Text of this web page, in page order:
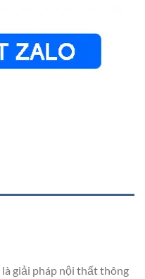
là giải pháp nội thất thông